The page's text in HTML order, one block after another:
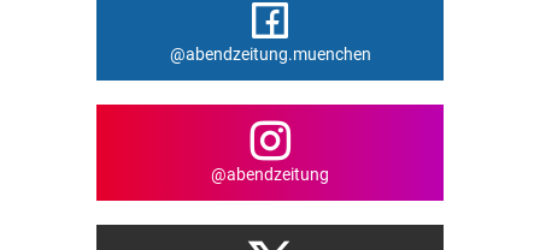
@abendzeitung.muenchen
@abendzeitung